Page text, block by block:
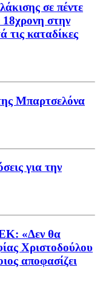
σε πέντε
18χρονη στην
τις καταδίκες
Μπαρτσελόνα
για την
«Δεν θα
Χριστοδούλου
αποφασίζει